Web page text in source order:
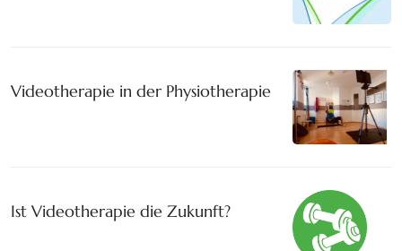
Videotherapie in der Physiotherapie
Ist Videotherapie die Zukunft?